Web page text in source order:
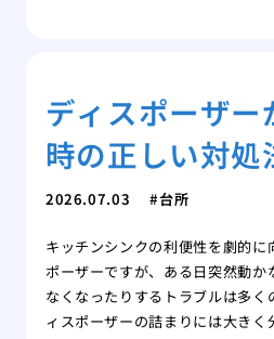
ディスポーザー
時の正しい対処
2026.07.03 台所
キッチンシンクの利便性を劇的に
ポーザーですが、ある日突然動
なくなったりするトラブルは多
ィスポーザーの詰まりには大き